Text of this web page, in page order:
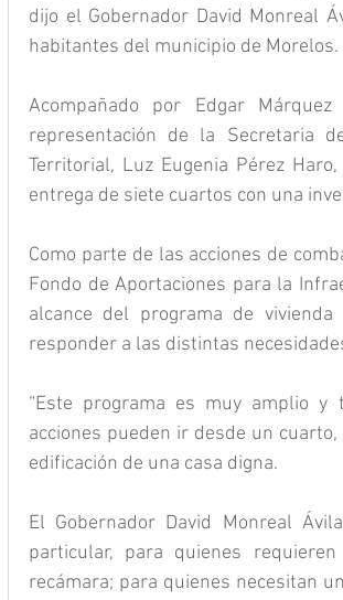
dijo el Gobernador David Monreal
habitantes del municipio de Morelos.
Acompañado por Edgar
representación de la Secretaria
Territorial, Luz Eugenia Pérez
entrega de siete cuartos con una
Como parte de las acciones de
Fondo de Aportaciones para la
alcance del programa de
responder a las distintas
“Este programa es muy amplio y
acciones pueden ir desde un
edificación de una casa digna.
El Gobernador David Monreal
particular, para quienes
recámara; para quienes necesitan